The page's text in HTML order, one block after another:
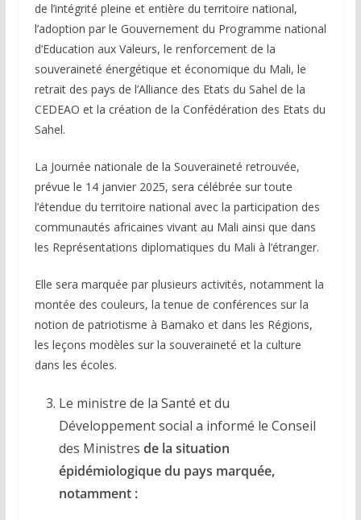
de l’intégrité pleine et entière du territoire national,
l’adoption par le Gouvernement du Programme national
d’Education aux Valeurs, le renforcement de la
souveraineté énergétique et économique du Mali, le
retrait des pays de l’Alliance des Etats du Sahel de la
CEDEAO et la création de la Confédération des Etats du
Sahel.
La Journée nationale de la Souveraineté retrouvée,
prévue le 14 janvier 2025, sera célébrée sur toute
l’étendue du territoire national avec la participation des
communautés africaines vivant au Mali ainsi que dans
les Représentations diplomatiques du Mali à l’étranger.
Elle sera marquée par plusieurs activités, notamment la
montée des couleurs, la tenue de conférences sur la
notion de patriotisme à Bamako et dans les Régions,
les leçons modèles sur la souveraineté et la culture
dans les écoles.
Le ministre de la Santé et du
Développement social a informé le Conseil
des Ministres de la situation
épidémiologique du pays marquée,
notamment :